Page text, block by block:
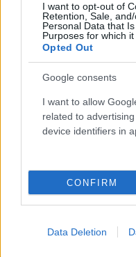
I want to opt-out of
Retention, Sale,
Personal Data that
Purposes for which it
Opted Out
Google consents
I want to allow
related to
device identifiers in
CONFIRM
Data Deletion
Utensileria
Lame per sega a nastro
Utensili elettrici
Utensili manuali
Cassette porta attrezzi
Viteria e bulloneria
Saldatura
Consumabili